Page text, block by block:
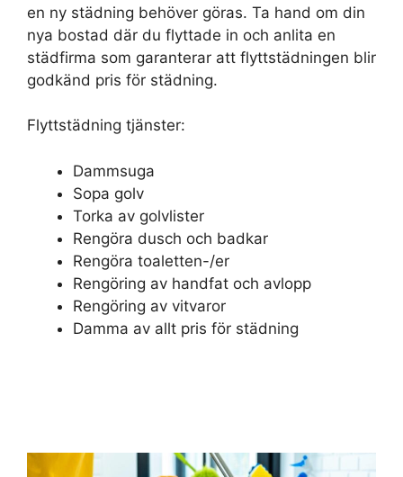
en ny städning behöver göras. Ta hand om din
nya bostad där du flyttade in och anlita en
städfirma som garanterar att flyttstädningen blir
godkänd pris för städning.
Flyttstädning tjänster:
Dammsuga
Sopa golv
Torka av golvlister
Rengöra dusch och badkar
Rengöra toaletten-/er
Rengöring av handfat och avlopp
Rengöring av vitvaror
Damma av allt pris för städning